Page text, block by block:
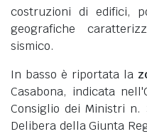
costruzioni di edifici,
geografiche
sismico.
In basso è riportata la
Casabona, indicata
Consiglio dei Ministri n.
Delibera della Giunta